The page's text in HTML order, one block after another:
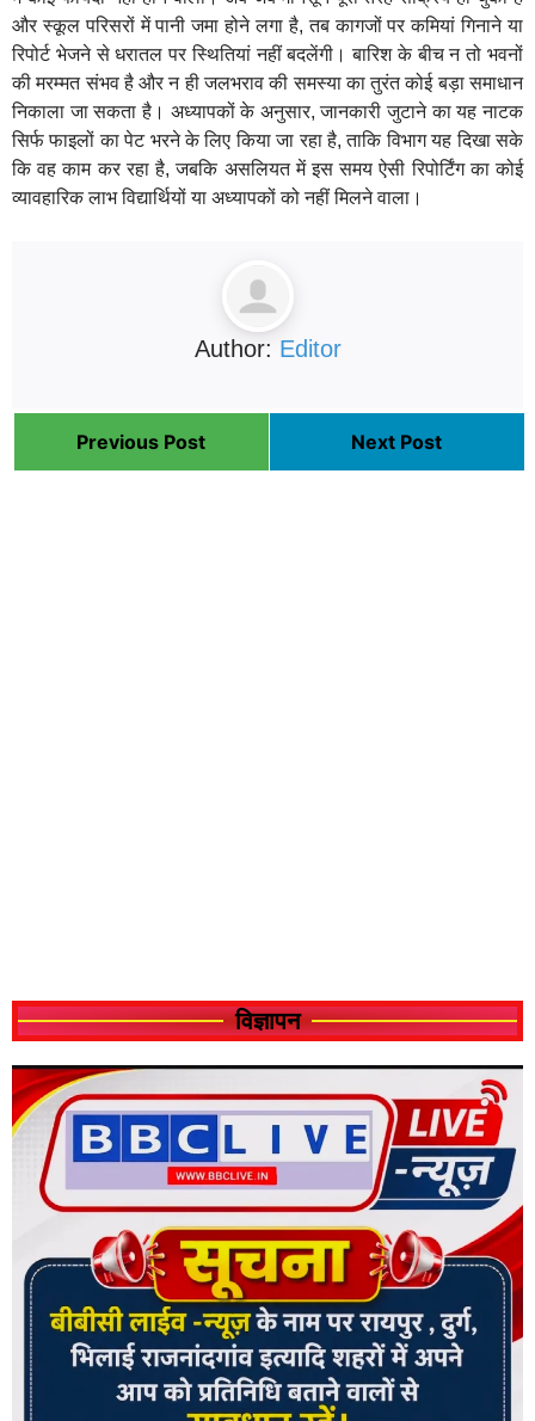
और स्कूल परिसरों में पानी जमा होने लगा है, तब कागजों पर कमियां गिनाने या
रिपोर्ट भेजने से धरातल पर स्थितियां नहीं बदलेंगी। बारिश के बीच न तो भवनों
की मरम्मत संभव है और न ही जलभराव की समस्या का तुरंत कोई बड़ा समाधान
निकाला जा सकता है। अध्यापकों के अनुसार, जानकारी जुटाने का यह नाटक
सिर्फ फाइलों का पेट भरने के लिए किया जा रहा है, ताकि विभाग यह दिखा सके
कि वह काम कर रहा है, जबकि असलियत में इस समय ऐसी रिपोर्टिंग का कोई
व्यावहारिक लाभ विद्यार्थियों या अध्यापकों को नहीं मिलने वाला।
Author: Editor
Previous Post Next Post
विज्ञापन